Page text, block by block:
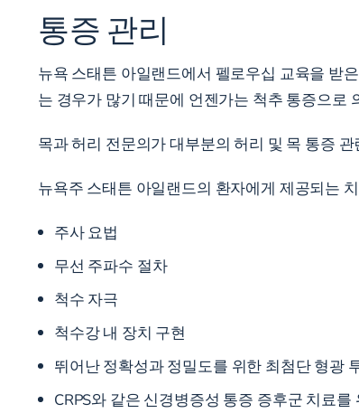
통증 관리
뉴욕 스태튼 아일랜드에서 펠로우십 교육을 받
는 경우가 많기 때문에 언젠가는 척추 통증으로
목과 허리 전문의가 대부분의 허리 및 목 통증
뉴욕주 스태튼 아일랜드의 환자에게 제공되는
주사 요법
무선 주파수 절차
척수 자극
척수강 내 장치 구현
뛰어난 정확성과 정밀도를 위한 최첨단 형광
CRPS와 같은 신경병증성 통증 증후군 치료를